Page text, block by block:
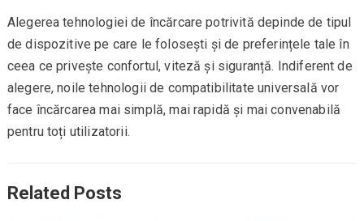
Alegerea tehnologiei de încărcare potrivită depinde de tipul
de dispozitive pe care le folosești și de preferințele tale în
ceea ce privește confortul, viteză și siguranță. Indiferent de
alegere, noile tehnologii de compatibilitate universală vor
face încărcarea mai simplă, mai rapidă și mai convenabilă
pentru toți utilizatorii.
Related Posts